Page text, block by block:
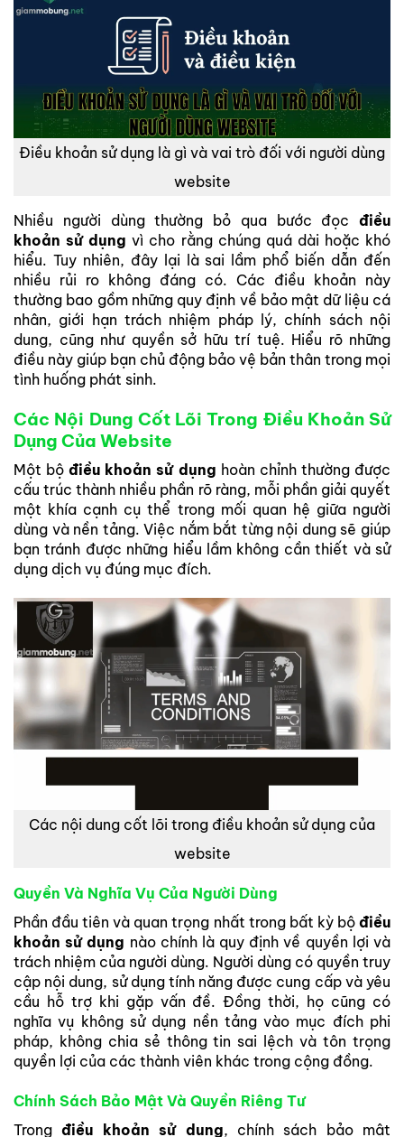
Điều khoản sử dụng là gì và vai trò đối với người dùng
website
Nhiều người dùng thường bỏ qua bước đọc điều
khoản sử dụng vì cho rằng chúng quá dài hoặc khó
hiểu. Tuy nhiên, đây lại là sai lầm phổ biến dẫn đến
nhiều rủi ro không đáng có. Các điều khoản này
thường bao gồm những quy định về bảo mật dữ liệu cá
nhân, giới hạn trách nhiệm pháp lý, chính sách nội
dung, cũng như quyền sở hữu trí tuệ. Hiểu rõ những
điều này giúp bạn chủ động bảo vệ bản thân trong mọi
tình huống phát sinh.
Các Nội Dung Cốt Lõi Trong Điều Khoản Sử
Dụng Của Website
Một bộđiều khoản sử dụng hoàn chỉnh thường được
cấu trúc thành nhiều phần rõ ràng, mỗi phần giải quyết
một khía cạnh cụ thể trong mối quan hệ giữa người
dùng và nền tảng. Việc nắm bắt từng nội dung sẽ giúp
bạn tránh được những hiểu lầm không cần thiết và sử
dụng dịch vụ đúng mục đích.
Các nội dung cốt lõi trong điều khoản sử dụng của
website
Quyền Và Nghĩa Vụ Của Người Dùng
Phần đầu tiên và quan trọng nhất trong bất kỳ bộ điều
khoản sử dụng nào chính là quy định về quyền lợi và
trách nhiệm của người dùng. Người dùng có quyền truy
cập nội dung, sử dụng tính năng được cung cấp và yêu
cầu hỗ trợ khi gặp vấn đề. Đồng thời, họ cũng có
nghĩa vụ không sử dụng nền tảng vào mục đích phi
pháp, không chia sẻ thông tin sai lệch và tôn trọng
quyền lợi của các thành viên khác trong cộng đồng.
Chính Sách Bảo Mật Và Quyền Riêng Tư
Trongđiều khoản sử dụng, chính sách bảo mật